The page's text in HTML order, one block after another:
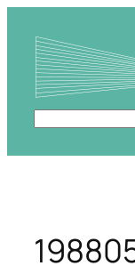
contenu
Rechercher